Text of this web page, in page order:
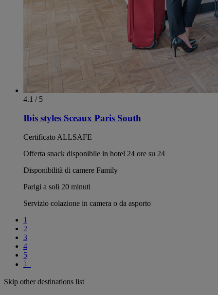
4.1 / 5
Ibis styles Sceaux Paris South
Certificato ALLSAFE
Offerta snack disponibile in hotel 24 ore su 24
Disponibilità di camere Family
Parigi a soli 20 minuti
Servizio colazione in camera o da asporto
1
2
3
4
5
〉
Skip other destinations list